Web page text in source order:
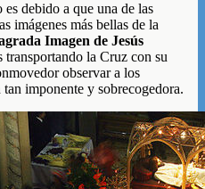
es debido a que una de las
imágenes más bellas de la
Imagen de Jesús
transportando la Cruz con su
observar a los
imponente y sobrecogedora.